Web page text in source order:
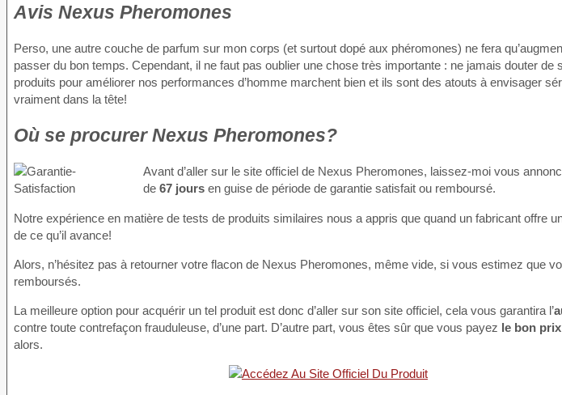
Avis Nexus Pheromones
Perso, une autre couche de parfum sur mon corps (et surtout dopé aux phéromones) ne fera
passer du bon temps. Cependant, il ne faut pas oublier une chose très importante : ne jamais douter
produits pour améliorer nos performances d’homme marchent bien et ils sont des atouts à envisager
vraiment dans la tête!
Où se procurer Nexus Pheromones?
Avant d’aller sur le site officiel de Nexus Pheromones, laissez-moi vous
de 67 jours en guise de période de garantie satisfait ou remboursé.
Notre expérience en matière de tests de produits similaires nous a appris que quand un fabricant offre
de ce qu’il avance!
Alors, n’hésitez pas à retourner votre flacon de Nexus Pheromones, même vide, si vous estimez que
remboursés.
La meilleure option pour acquérir un tel produit est donc d’aller sur son site officiel, cela vous garantira l’
contre toute contrefaçon frauduleuse, d’une part. D’autre part, vous êtes sûr que vous payez le bon prix
alors.